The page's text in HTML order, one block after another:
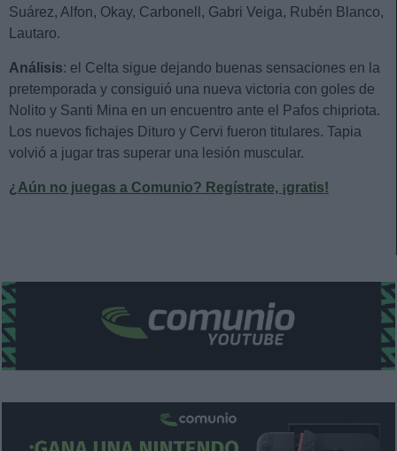
Suárez, Alfon, Okay, Carbonell, Gabri Veiga, Rubén Blanco,
Lautaro.
Análisis: el Celta sigue dejando buenas sensaciones en la
pretemporada y consiguió una nueva victoria con goles de
Nolito y Santi Mina en un encuentro ante el Pafos chipriota.
Los nuevos fichajes Dituro y Cervi fueron titulares. Tapia
volvió a jugar tras superar una lesión muscular.
¿Aún no juegas a Comunio? Regístrate, ¡gratis!